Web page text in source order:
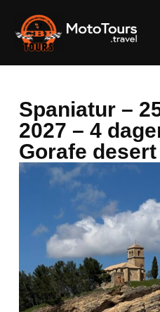
Spaniatur –
2027 – 4
Gorafe desert